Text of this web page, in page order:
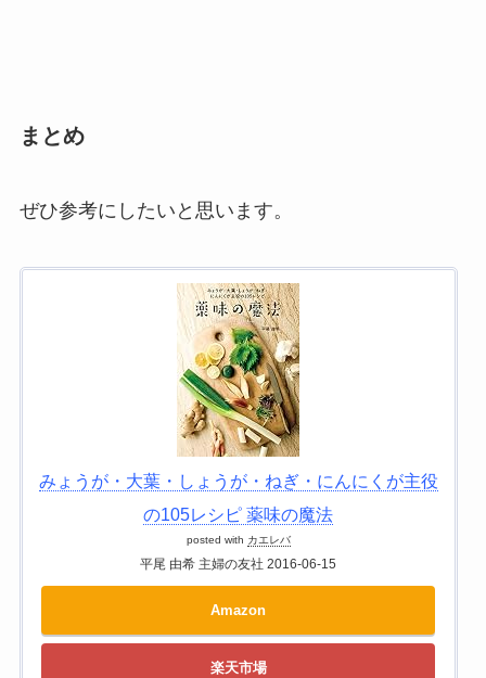
まとめ
ぜひ参考にしたいと思います。
みょうが・大葉・しょうが・ねぎ・にんにくが主役
の105レシピ 薬味の魔法
posted with カエレバ
平尾 由希 主婦の友社 2016-06-15
Amazon
楽天市場